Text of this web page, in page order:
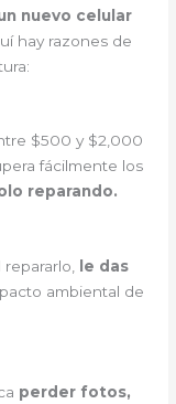
nuevo celular
hay razones de
$500 y $2,000
fácilmente los
reparando.
repararlo, le das
ambiental de
perder fotos,